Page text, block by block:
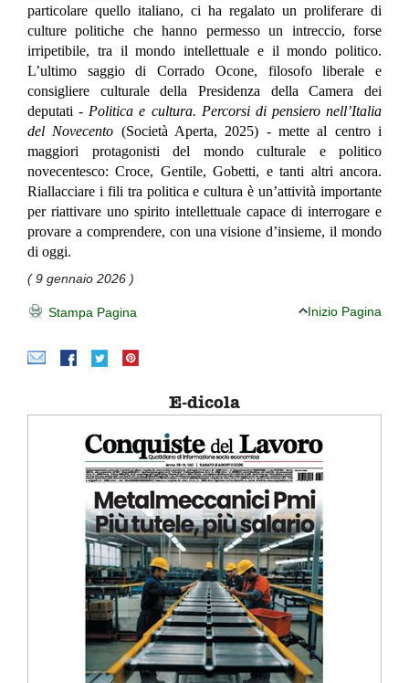
particolare quello italiano, ci ha regalato un proliferare di
culture politiche che hanno permesso un intreccio, forse
irripetibile, tra il mondo intellettuale e il mondo politico.
L’ultimo saggio di Corrado Ocone, filosofo liberale e
consigliere culturale della Presidenza della Camera dei
deputati -Politica e cultura. Percorsi di pensiero nell’Italia
del Novecento (Società Aperta, 2025) - mette al centro i
maggiori protagonisti del mondo culturale e politico
novecentesco: Croce, Gentile, Gobetti, e tanti altri ancora.
Riallacciare i fili tra politica e cultura è un’attività importante
per riattivare uno spirito intellettuale capace di interrogare e
provare a comprendere, con una visione d’insieme, il mondo
di oggi.
( 9 gennaio 2026 )
Stampa Pagina Inizio Pagina
E-dicola